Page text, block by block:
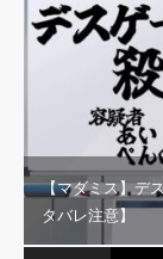
【マダミス】デ
タバレ注意】